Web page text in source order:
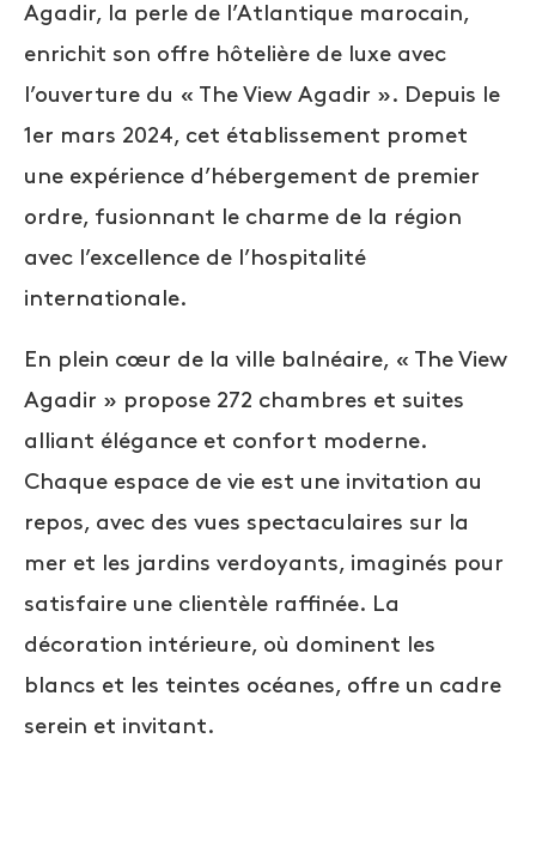
Agadir, la perle de l’Atlantique marocain,
enrichit son offre hôtelière de luxe avec
l’ouverture du « The View Agadir ». Depuis le
1er mars 2024, cet établissement promet
une expérience d’hébergement de premier
ordre, fusionnant le charme de la région
avec l’excellence de l’hospitalité
internationale.
En plein cœur de la ville balnéaire, « The View
Agadir » propose 272 chambres et suites
alliant élégance et confort moderne.
Chaque espace de vie est une invitation au
repos, avec des vues spectaculaires sur la
mer et les jardins verdoyants, imaginés pour
satisfaire une clientèle raffinée. La
décoration intérieure, où dominent les
blancs et les teintes océanes, offre un cadre
serein et invitant.